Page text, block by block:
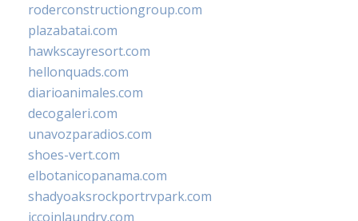
roderconstructiongroup.com
plazabatai.com
hawkscayresort.com
hellonquads.com
diarioanimales.com
decogaleri.com
unavozparadios.com
shoes-vert.com
elbotanicopanama.com
shadyoaksrockportrvpark.com
jccoinlaundry.com